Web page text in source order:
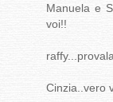
Manuela e
voi!!
Cinzia..vero